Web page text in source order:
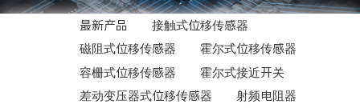
最新产品
接触式位移传感器
磁阻式位移传感器
霍尔式位移传感器
容栅式位移传感器
霍尔式接近开关
差动变压器式位移传感器
射频电阻器